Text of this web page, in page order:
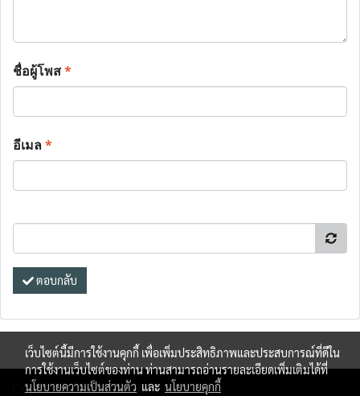
ชื่อผู้โพส*
อีเมล*
ตอบกลับ
Copy right by makewebeasy.com
เว็บไซต์นี้มีการใช้งานคุกกี้ เพื่อเพิ่มประสิทธิภาพและประสบการณ์ที่ดีใน
การใช้งานเว็บไซต์ของท่าน ท่านสามารถอ่านรายละเอียดเพิ่มเติมได้ที่
นโยบายความเป็นส่วนตัว และ นโยบายคุกกี้